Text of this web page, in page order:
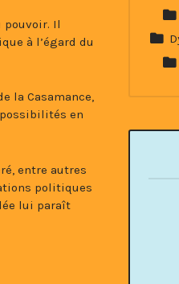
pouvoir. Il
à l’égard du
la Casamance,
en
entre autres
politiques
lui paraît